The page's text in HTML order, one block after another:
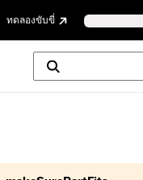
ทดลองขับขี่